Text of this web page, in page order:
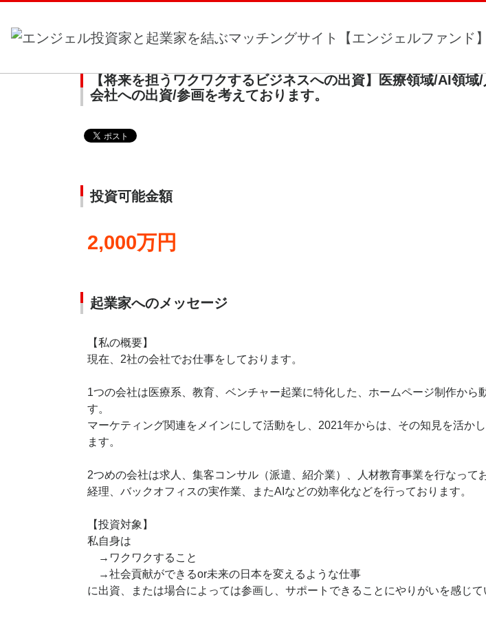
ホーム>投資家からのメッセージ一覧 > 【将来を担うワクワクするビジネスへの出資】医療
社への出資/参画を考えております。
【将来を担うワクワクするビジネスへの出資】医療領域/AI領
会社への出資/参画を考えております。
投資可能金額
2,000万円
起業家へのメッセージ
【私の概要】
現在、2社の会社でお仕事をしております。
1つの会社は医療系、教育、ベンチャー起業に特化した、ホームページ制作から
す。
マーケティング関連をメインにして活動をし、2021年からは、その知見を活か
ます。
2つめの会社は求人、集客コンサル（派遣、紹介業）、人材教育事業を行なって
経理、バックオフィスの実作業、またAIなどの効率化などを行っております。
【投資対象】
私自身は
→ワクワクすること
→社会貢献ができるor未来の日本を変えるような仕事
に出資、または場合によっては参画し、サポートできることにやりがいを感じて